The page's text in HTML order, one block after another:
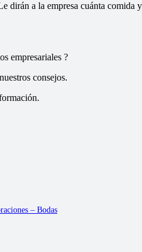
dirán a la empresa cuánta comida
empresariales ?
consejos.
– Bodas